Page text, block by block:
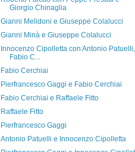
Giorgio Chinaglia
Gianni Melidoni e Giuseppe Colalucci
Gianni Minà e Giuseppe Colalucci
Innocenzo Cipolletta con Antonio Patuelli,
Fabio C...
Fabio Cerchiai
Pierfrancesco Gaggi e Fabio Cerchiai
Fabio Cerchiai e Raffaele Fitto
Raffaele Fitto
Pierfrancesco Gaggi
Antonio Patuelli e Innocenzo Cipolletta